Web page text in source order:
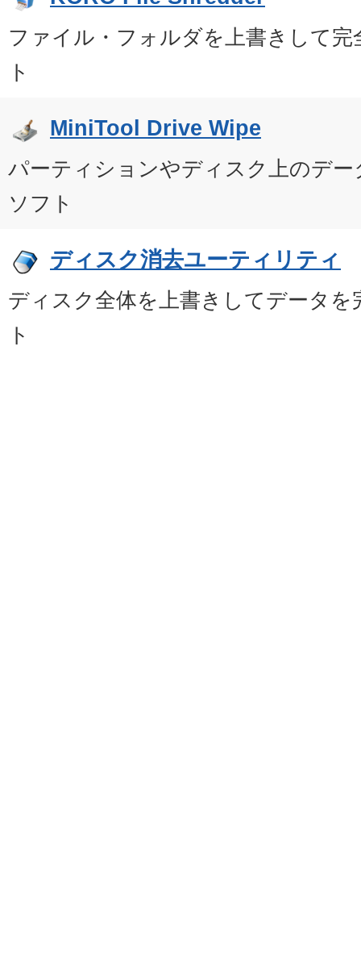
ファイル・フォルダを上書きして完
ト
MiniTool Drive Wipe
パーティションやディスク上のデー
ソフト
ディスク消去ユーティリティ
ディスク全体を上書きしてデータを
ト